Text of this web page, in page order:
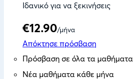
Ιδανικό για να ξεκινήσεις
€12.90/μήνα
Απόκτησε πρόσβαση
Πρόσβαση σε όλα τα μαθήματα
Νέα μαθήματα κάθε μήνα